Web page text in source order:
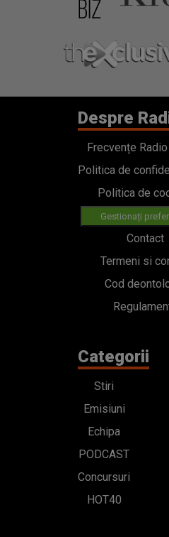
Despre
Frecvențe
Politica de
Politica de
Gestionați
Contact
Termeni si
Cod
Categorii
Stiri
Emisiuni
Echipa
PODCAST
Concursuri
HOT40